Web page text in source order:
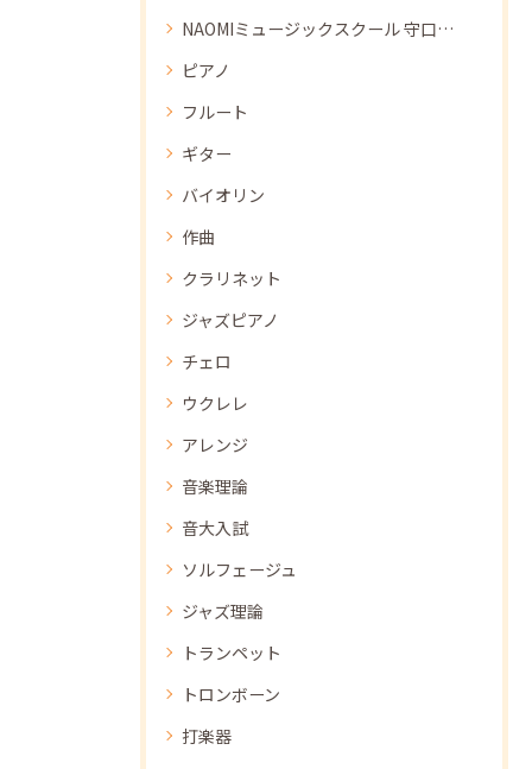
NAOMIミュージックスクール 守口教室
ピアノ
フルート
ギター
バイオリン
作曲
クラリネット
ジャズピアノ
チェロ
ウクレレ
アレンジ
音楽理論
音大入試
ソルフェージュ
ジャズ理論
トランペット
トロンボーン
打楽器